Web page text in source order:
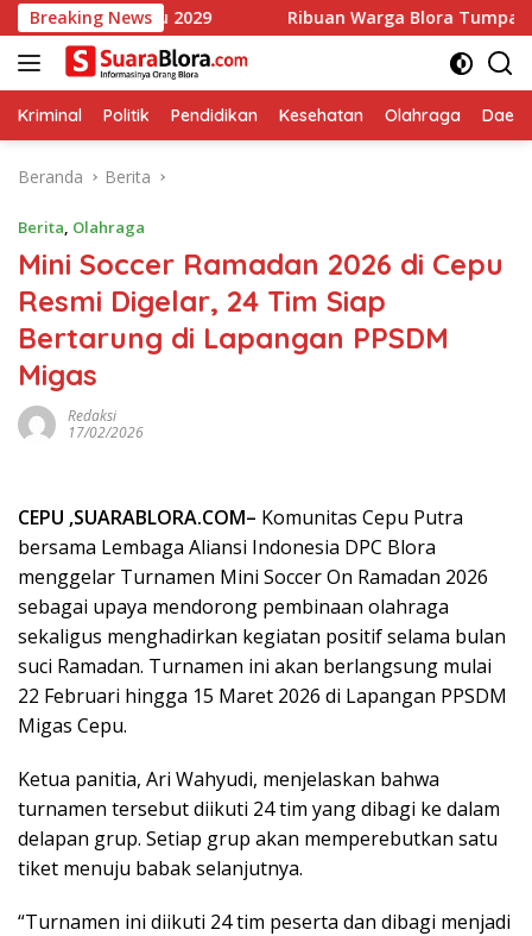
Langsung
ke
konten
Breaking News
2029 Ribuan Warga Blora Tumpah Ruah Ikuti
Kriminal Politik Pendidikan Kesehatan Olahraga
Beranda Berita
Berita, Olahraga
‎Mini Soccer Ramadan 2026 di Cepu
Resmi Digelar, 24 Tim Siap
Bertarung di Lapangan PPSDM
Migas
Redaksi
17/02/2026
CEPU ,SUARABLORA.COM– Komunitas Cepu Putra
bersama Lembaga Aliansi Indonesia DPC Blora
menggelar Turnamen Mini Soccer On Ramadan 2026
sebagai upaya mendorong pembinaan olahraga
sekaligus menghadirkan kegiatan positif selama bulan
suci Ramadan. Turnamen ini akan berlangsung mulai
22 Februari hingga 15 Maret 2026 di Lapangan PPSDM
Migas Cepu.
Ketua panitia, Ari Wahyudi, menjelaskan bahwa
turnamen tersebut diikuti 24 tim yang dibagi ke dalam
delapan grup. Setiap grup akan memperebutkan satu
tiket menuju babak selanjutnya.
“Turnamen ini diikuti 24 tim peserta dan dibagi menjadi